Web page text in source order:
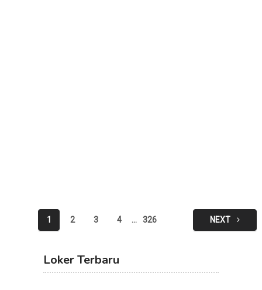
pagination
1 2 3 4 … 326 NEXT
Loker Terbaru